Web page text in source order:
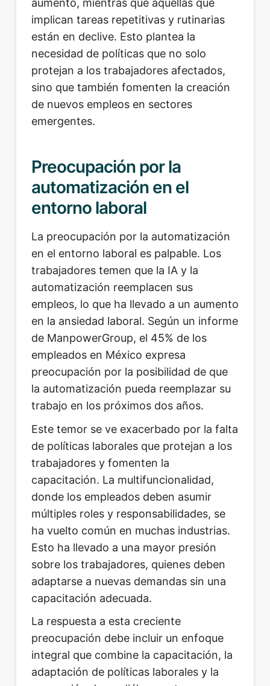
implican tareas repetitivas y rutinarias
están en declive. Esto plantea la
necesidad de políticas que no solo
protejan a los trabajadores afectados,
sino que también fomenten la creación
de nuevos empleos en sectores
emergentes.
Preocupación por la
automatización en el
entorno laboral
La preocupación por la automatización
en el entorno laboral es palpable. Los
trabajadores temen que la IA y la
automatización reemplacen sus
empleos, lo que ha llevado a un aumento
en la ansiedad laboral. Según un informe
de ManpowerGroup, el 45% de los
empleados en México expresa
preocupación por la posibilidad de que
la automatización pueda reemplazar su
trabajo en los próximos dos años.
Este temor se ve exacerbado por la falta
de políticas laborales que protejan a los
trabajadores y fomenten la
capacitación. La multifuncionalidad,
donde los empleados deben asumir
múltiples roles y responsabilidades, se
ha vuelto común en muchas industrias.
Esto ha llevado a una mayor presión
sobre los trabajadores, quienes deben
adaptarse a nuevas demandas sin una
capacitación adecuada.
La respuesta a esta creciente
preocupación debe incluir un enfoque
integral que combine la capacitación, la
adaptación de políticas laborales y la